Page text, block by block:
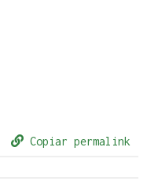
Copiar permalink